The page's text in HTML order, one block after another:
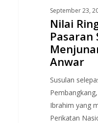
September 23,
Nilai
Pasaran
Anwar
Susulan
Ibrahim yang
Perikatan